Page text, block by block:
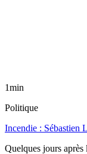
1min
Politique
Incendie : Sébastien
Quelques jours